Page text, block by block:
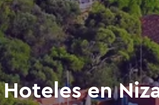
Hoteles en